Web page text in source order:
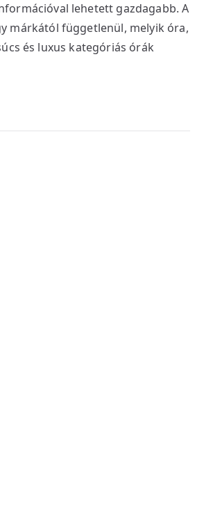
lehetett gazdagabb. A
márkától függetlenül, melyik óra,
és luxus kategóriás órák